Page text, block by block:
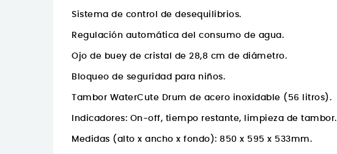
Sistema de control de desequilibrios.
Regulación automática del consumo de agua.
Ojo de buey de cristal de 28,8 cm de diámetro.
Bloqueo de seguridad para niños.
Tambor WaterCute Drum de acero inoxidable (56 litros).
Indicadores: On-off, tiempo restante, limpieza de tambor.
Medidas (alto x ancho x fondo): 850 x 595 x 533mm.